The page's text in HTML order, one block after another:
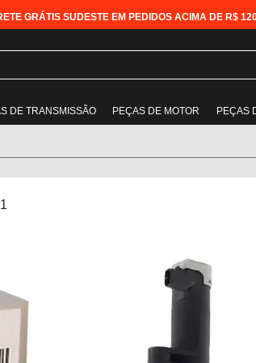
GRÁTIS SUDESTE EM PEDIDOS ACIMA DE R$
DE TRANSMISSÃO PEÇAS DE MOTOR PEÇAS